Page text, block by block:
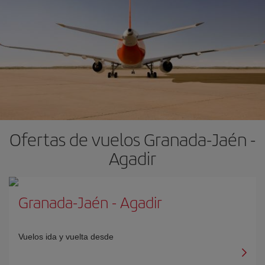
Ofertas de vuelos Granada-Jaén -
Agadir
Granada-Jaén -Agadir
Vuelos ida y vuelta desde